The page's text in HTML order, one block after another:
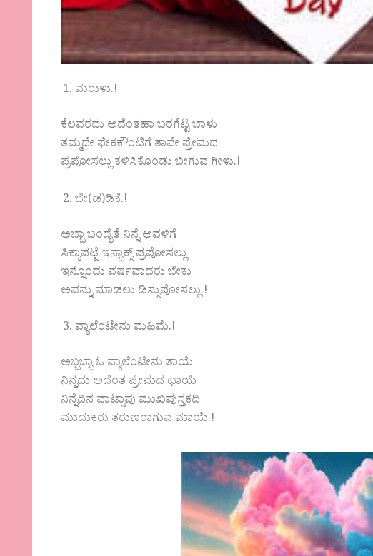
ಮರುಳು.!
ಕೆಲವರದು ಅದೆಂತಹಾ ಬರಗೆಟ್ಟ ಬಾಳು
ತಮ್ಮದೇ ಫೇಕಕೌಂಟಿಗೆ ತಾವೇ ಪ್ರೇಮದ
ಪ್ರಪೋಸಲ್ಲು ಕಳಿಸಿಕೊಂಡು ಬೀಗುವ ಗೀಳು.!
ಬೇ(ಡ)ಡಿಕೆ.!
ಅಬ್ಬಾ ಬಂದೈತೆ ನಿನ್ನೆ ಅವಳಿಗೆ
ಸಿಕ್ಕಾಪಟ್ಟೆ ಇನ್ಬಾಕ್ಸ್ ಪ್ರಪೋಸಲ್ಲು
ಇನ್ನೊಂದು ವರ್ಷವಾದರು ಬೇಕು
ಅವನ್ನು ಮಾಡಲು ಡಿಸ್ಸುಪೋಸಲ್ಲು.!
ವ್ಯಾಲೆಂಟೇನು ಮಹಿಮೆ.!
ಅಬ್ಬಬ್ಬಾ ಓ ವ್ಯಾಲೆಂಟೇನು ತಾಯೆ
ನಿನ್ನದು ಅದೆಂತ ಪ್ರೇಮದ ಛಾಯೆ
ನಿನ್ನೆದಿನ ವಾಟ್ಸಾಪು ಮುಖಪುಸ್ತಕದಿ
ಮುದುಕರು ತರುಣರಾಗುವ ಮಾಯೆ.!